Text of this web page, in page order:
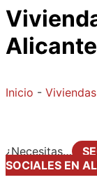
Alicante
Inicio -
¿Necesitas…
SOCIALES EN